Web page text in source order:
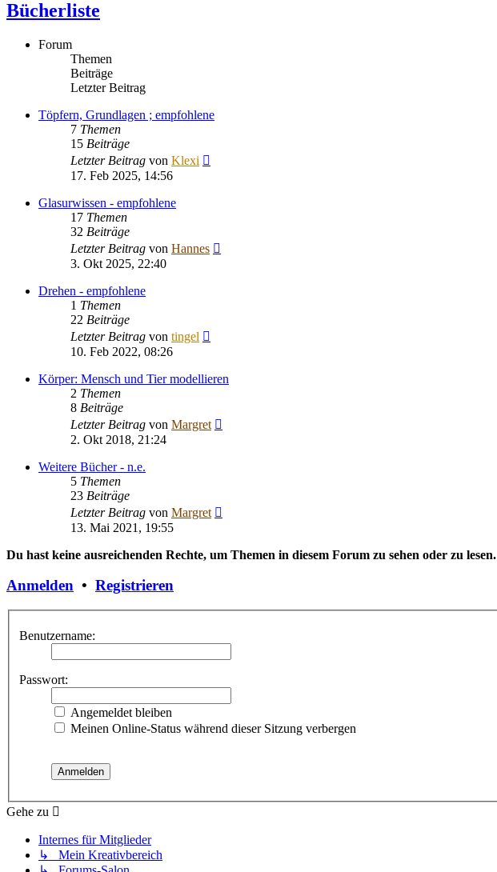
Bücherliste
Forum
Themen
Beiträge
Letzter Beitrag
Töpfern, Grundlagen ; empfohlene
7 Themen
15 Beiträge
Letzter Beitrag von Klexi
17. Feb 2025, 14:56
Glasurwissen - empfohlene
17 Themen
32 Beiträge
Letzter Beitrag von Hannes
3. Okt 2025, 22:40
Drehen - empfohlene
1 Themen
22 Beiträge
Letzter Beitrag von tingel
10. Feb 2022, 08:26
Körper: Mensch und Tier modellieren
2 Themen
8 Beiträge
Letzter Beitrag von Margret
2. Okt 2018, 21:24
Weitere Bücher - n.e.
5 Themen
23 Beiträge
Letzter Beitrag von Margret
13. Mai 2021, 19:55
Du hast keine ausreichenden Rechte, um Themen in diesem Forum zu sehen oder zu lesen.
Anmelden • Registrieren
Benutzername:
Passwort:
Angemeldet bleiben
Meinen Online-Status während dieser Sitzung verbergen
Gehe zu
Internes für Mitglieder
↳ Mein Kreativbereich